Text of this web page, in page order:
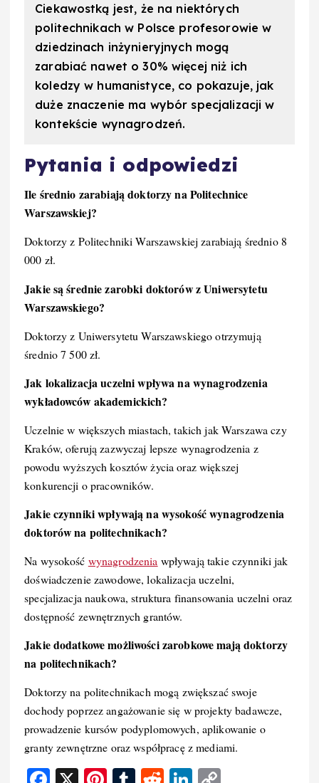
Ciekawostką jest, że na niektórych
politechnikach w Polsce profesorowie w
dziedzinach inżynieryjnych mogą
zarabiać nawet o 30% więcej niż ich
koledzy w humanistyce, co pokazuje, jak
duże znaczenie ma wybór specjalizacji w
kontekście wynagrodzeń.
Pytania i odpowiedzi
Ile średnio zarabiają doktorzy na Politechnice
Warszawskiej?
Doktorzy z Politechniki Warszawskiej zarabiają średnio 8
000 zł.
Jakie są średnie zarobki doktorów z Uniwersytetu
Warszawskiego?
Doktorzy z Uniwersytetu Warszawskiego otrzymują
średnio 7 500 zł.
Jak lokalizacja uczelni wpływa na wynagrodzenia
wykładowców akademickich?
Uczelnie w większych miastach, takich jak Warszawa czy
Kraków, oferują zazwyczaj lepsze wynagrodzenia z
powodu wyższych kosztów życia oraz większej
konkurencji o pracowników.
Jakie czynniki wpływają na wysokość wynagrodzenia
doktorów na politechnikach?
Na wysokość wynagrodzenia wpływają takie czynniki jak
doświadczenie zawodowe, lokalizacja uczelni,
specjalizacja naukowa, struktura finansowania uczelni oraz
dostępność zewnętrznych grantów.
Jakie dodatkowe możliwości zarobkowe mają doktorzy
na politechnikach?
Doktorzy na politechnikach mogą zwiększać swoje
dochody poprzez angażowanie się w projekty badawcze,
prowadzenie kursów podyplomowych, aplikowanie o
granty zewnętrzne oraz współpracę z mediami.